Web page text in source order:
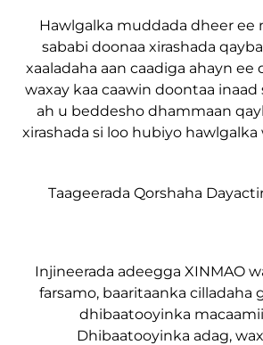
Hawlgalka muddada
sababi doonaa
xaaladaha aan caadiga
waxay kaa caawin
ah u beddesho
xirashada si loo hubiyo
Taageerada
Injineerada adeegga
farsamo, baaritaanka
dhibaatooyinka
Dhibaatooyinka